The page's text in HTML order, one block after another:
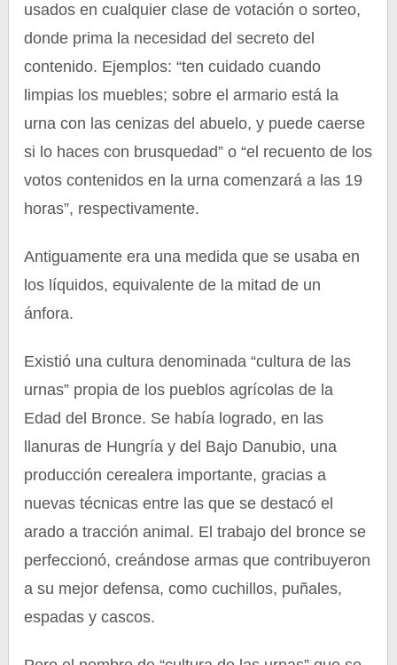
usados en cualquier clase de votación o sorteo,
donde prima la necesidad del secreto del
contenido. Ejemplos: “ten cuidado cuando
limpias los muebles; sobre el armario está la
urna con las cenizas del abuelo, y puede caerse
si lo haces con brusquedad” o “el recuento de los
votos contenidos en la urna comenzará a las 19
horas”, respectivamente.
Antiguamente era una medida que se usaba en
los líquidos, equivalente de la mitad de un
ánfora.
Existió una cultura denominada “cultura de las
urnas” propia de los pueblos agrícolas de la
Edad del Bronce. Se había logrado, en las
llanuras de Hungría y del Bajo Danubio, una
producción cerealera importante, gracias a
nuevas técnicas entre las que se destacó el
arado a tracción animal. El trabajo del bronce se
perfeccionó, creándose armas que contribuyeron
a su mejor defensa, como cuchillos, puñales,
espadas y cascos.